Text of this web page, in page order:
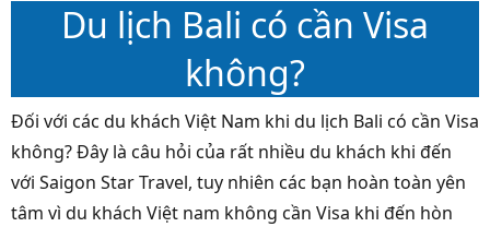
Du lịch Bali có cần Visa
không?
Đối với các du khách Việt Nam khi du lịch Bali có cần Visa
không? Đây là câu hỏi của rất nhiều du khách khi đến
với Saigon Star Travel, tuy nhiên các bạn hoàn toàn yên
tâm vì du khách Việt nam không cần Visa khi đến hòn